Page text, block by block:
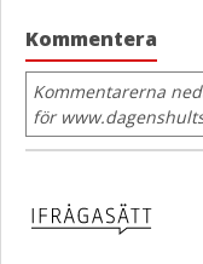
Kommentera
Kommentarerna
för